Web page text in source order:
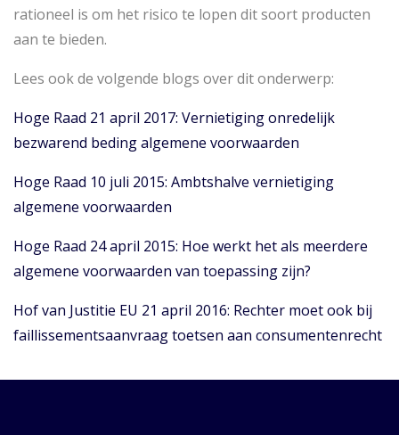
rationeel is om het risico te lopen dit soort producten
aan te bieden.
Lees ook de volgende blogs over dit onderwerp:
Hoge Raad 21 april 2017: Vernietiging onredelijk
bezwarend beding algemene voorwaarden
Hoge Raad 10 juli 2015: Ambtshalve vernietiging
algemene voorwaarden
Hoge Raad 24 april 2015: Hoe werkt het als meerdere
algemene voorwaarden van toepassing zijn?
Hof van Justitie EU 21 april 2016: Rechter moet ook bij
faillissementsaanvraag toetsen aan consumentenrecht